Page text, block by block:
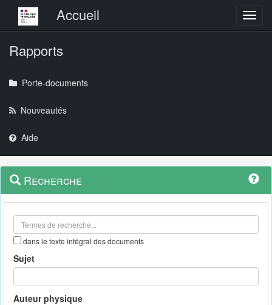
Menu principalAccueil
Rapports
Porte-documents
Nouveautés
Aide
Navigation
outils
Menu
contextuel
Recherche
dans le texte intégral des documents
Sujet
Auteur physique